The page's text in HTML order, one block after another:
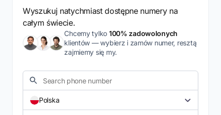
Wyszukuj natychmiast dostępne numery na
całym świecie.
Chcemy tylko 100% zadowolonych
klientów — wybierz i zamów numer, resztą
zajmiemy się my.
Polska